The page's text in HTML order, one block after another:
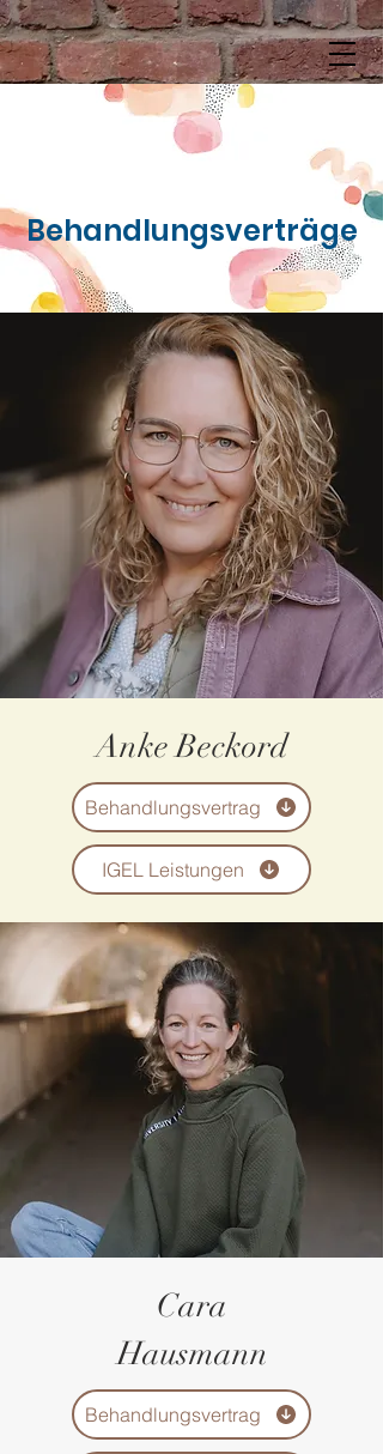
Behandlungsverträge
Anke Beckord
Behandlungsvertrag
IGEL Leistungen
Cara
Hausmann
Behandlungsvertrag